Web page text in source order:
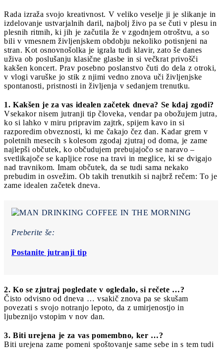
Rada izraža svojo kreativnost. V veliko veselje ji je slikanje in
izdelovanje ustvarjalnih daril, najbolj živo pa se čuti v plesu in
plesnih ritmih, ki jih je začutila že v zgodnjem otroštvu, a so
bili v vmesnem življenjskem obdobju nekoliko potisnjeni na
stran. Kot osnovnošolka je igrala tudi klavir, zato še danes
uživa ob poslušanju klasične glasbe in si večkrat privošči
kakšen koncert. Prav posebno poslanstvo čuti do dela z otroki,
v vlogi varuške jo stik z njimi vedno znova uči življenjske
spontanosti, pristnosti in življenja v sedanjem trenutku.
1. Kakšen je za vas idealen začetek dneva? Se kdaj zgodi?
Vsekakor nisem jutranji tip človeka, vendar pa obožujem jutra,
ko si lahko v miru pripravim zajtrk, spijem kavo in si
razporedim obveznosti, ki me čakajo čez dan. Kadar grem v
poletnih mesecih s kolesom zgodaj zjutraj od doma, je zame
najlepši občutek, ko občudujem prebujajočo se naravo –
svetlikajoče se kapljice rose na travi in meglice, ki se dvigajo
nad travnikom. Imam občutek, da se tudi sama nekako
prebudim in osvežim. Ob takih trenutkih si najbrž rečem: To je
zame idealen začetek dneva.
Preberite še:
Postanite jutranji tip
2. Ko se zjutraj pogledate v ogledalo, si rečete …?
Čisto odvisno od dneva … vsakič znova pa se skušam
povezati s svojo notranjo lepoto, da z umirjenostjo in
ljubeznijo vstopim v nov dan.
3. Biti urejena je za vas pomembno, ker …?
Biti urejena zame pomeni spoštovanje same sebe in s tem tudi